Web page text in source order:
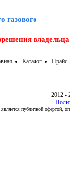
газового
владельца
Каталог Прайс-
2012 -
является публичной